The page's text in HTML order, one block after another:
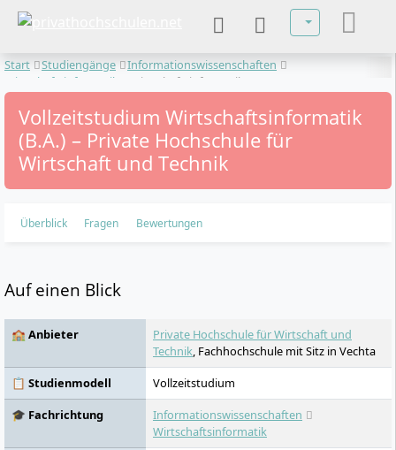
Sprache
Start Studiengänge
Informationswissenschaften
Wirtschaftsinformatik
Wirtschaftsinformatik
Vollzeitstudium Wirtschaftsinformatik
(B.A.) – Private Hochschule für
Wirtschaft und Technik
Überblick Fragen Bewertungen
Auf einen Blick
🏫 Anbieter
Private Hochschule für Wirtschaft und
Technik, Fachhochschule mit Sitz in Vechta
📋 Studienmodell
Vollzeitstudium
🎓 Fachrichtung
Informationswissenschaften
Wirtschaftsinformatik